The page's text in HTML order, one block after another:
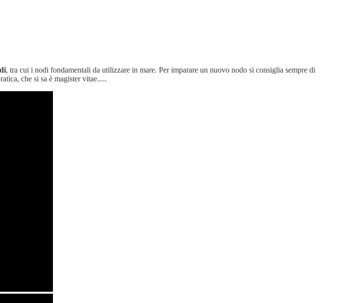
, tra cui i nodi fondamentali da utilizzare in mare. Per imparare un nuovo nodo si consiglia sempre di
che si sa è magister vitae.....